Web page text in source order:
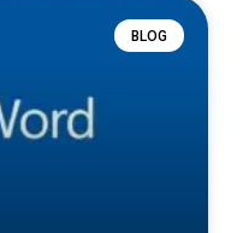
BLOG